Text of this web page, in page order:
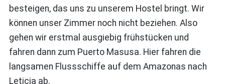
besteigen, das uns zu unserem Hostel bringt. Wir
können unser Zimmer noch nicht beziehen. Also
gehen wir erstmal ausgiebig frühstücken und
fahren dann zum Puerto Masusa. Hier fahren die
langsamen Flussschiffe auf dem Amazonas nach
Leticia ab.